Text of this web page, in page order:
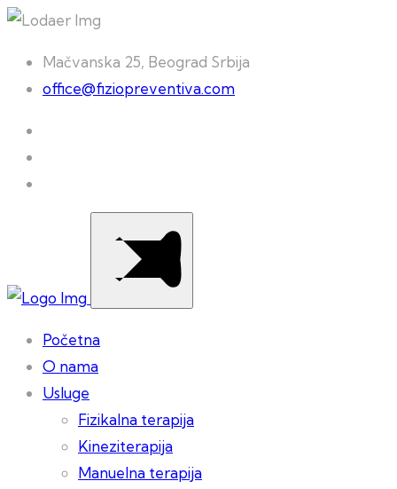
Mačvanska 25, Beograd Srbija
office@fiziopreventiva.com
Početna
O nama
Usluge
Fizikalna terapija
Kineziterapija
Manuelna terapija